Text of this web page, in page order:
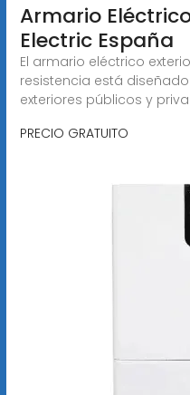
Armario
Electric España
El armario eléctrico
resistencia está
exteriores públicos y
PRECIO GRATUITO